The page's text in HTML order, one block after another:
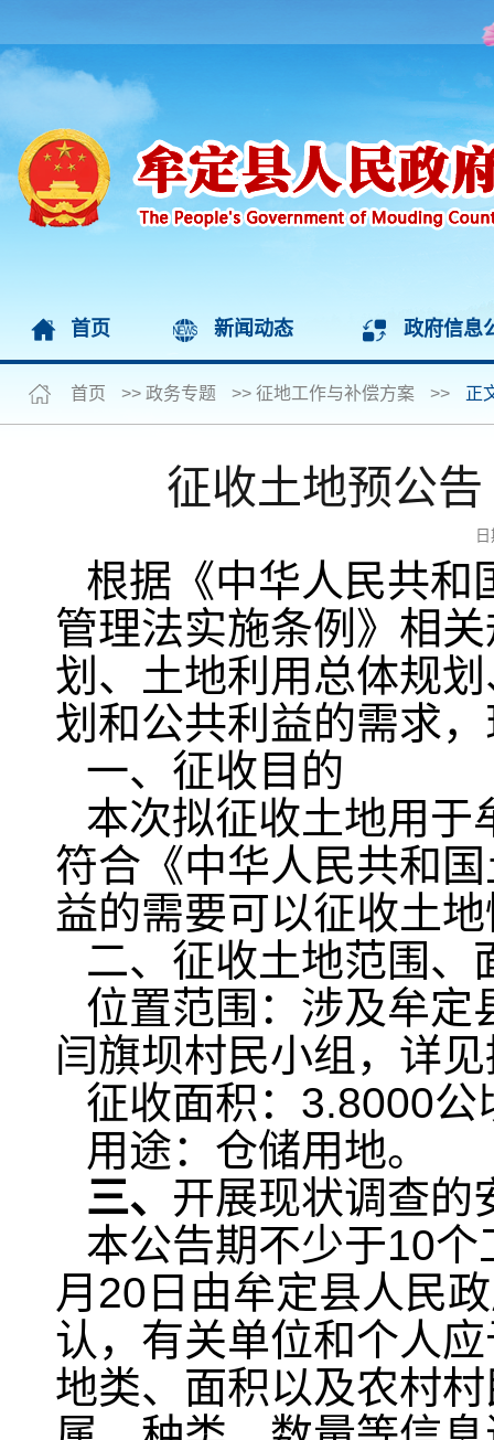
首页 新闻动态 政府信息
首页 >> 政务专题 >> 征地工作与补偿方案 >> 正
征收土地预公
根据《中华人民共和
管理法实施条例》相
划、土地利用总体规
划和公共利益的需求
一、征收目的
本次拟征收土地用于
符合《中华人民共和
益的需要可以征收土
二、征收土地范围、
位置范围：涉及牟定
闫旗坝村民小组，详
征收面积：3.8000公
用途：仓储用地。
三、 开展现状调查的
本公告期不少于10
月20日由牟定县人民
认，有关单位和个人
地类、面积以及农村